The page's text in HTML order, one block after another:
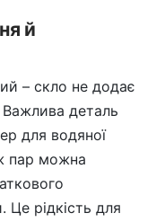
й
– скло не додає
деталь
для водяної
пар можна
рідкість для